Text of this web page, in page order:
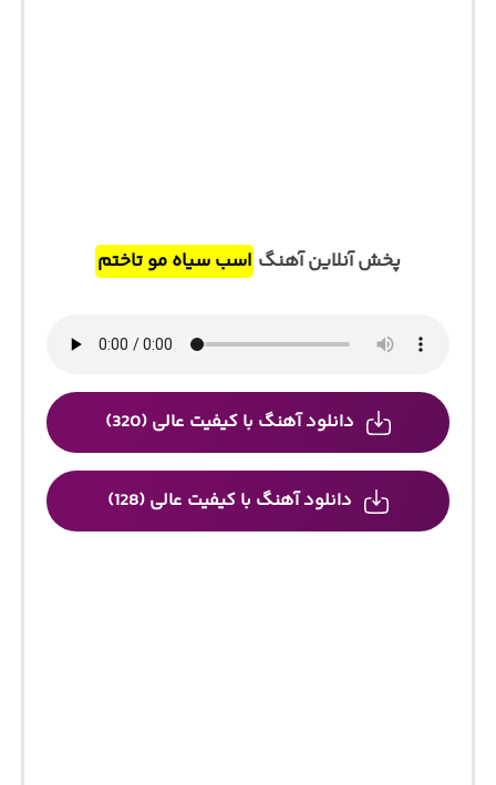
پخش آنلاین آهنگ اسب سیاه مو تاختم
دانلود آهنگ با کیفیت عالی (320)
دانلود آهنگ با کیفیت عالی (128)